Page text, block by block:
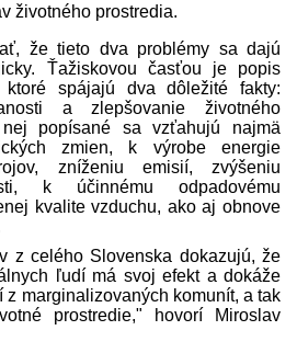
životného prostredia.
že tieto dva problémy sa dajú
Ťažiskovou časťou je popis
ktoré spájajú dva dôležité fakty:
a zlepšovanie životného
popísané sa vzťahujú najmä
zmien, k výrobe energie
zníženiu emisií, zvýšeniu
k účinnému odpadovému
kvalite vzduchu, ako aj obnove
z celého Slovenska dokazujú, že
ľudí má svoj efekt a dokáže
marginalizovaných komunít, a tak
prostredie," hovorí Miroslav